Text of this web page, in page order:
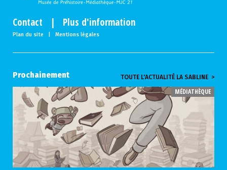
Contact | Plus d'information
Plan du site Mentions légales
Prochainement TOUTE L'ACTUALITÉ LA SABLINE >
MÉDIATHÈQUE